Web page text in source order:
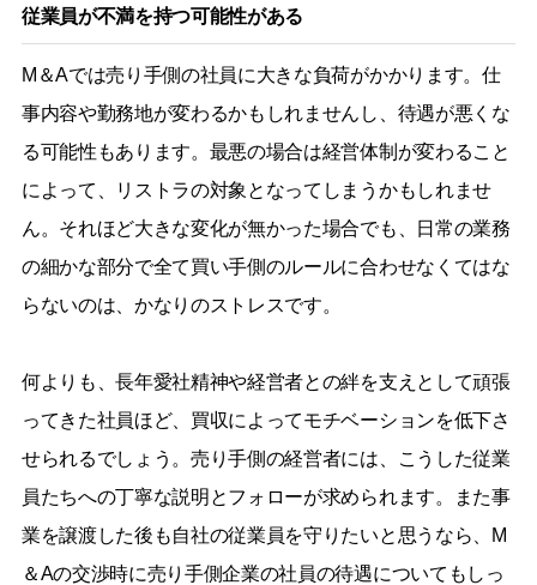
従業員が不満を持つ可能性がある
M＆Aでは売り手側の社員に大きな負荷がかかります。仕
事内容や勤務地が変わるかもしれませんし、待遇が悪くな
る可能性もあります。最悪の場合は経営体制が変わること
によって、リストラの対象となってしまうかもしれませ
ん。それほど大きな変化が無かった場合でも、日常の業務
の細かな部分で全て買い手側のルールに合わせなくてはな
らないのは、かなりのストレスです。
何よりも、長年愛社精神や経営者との絆を支えとして頑張
ってきた社員ほど、買収によってモチベーションを低下さ
せられるでしょう。売り手側の経営者には、こうした従業
員たちへの丁寧な説明とフォローが求められます。また事
業を譲渡した後も自社の従業員を守りたいと思うなら、M
＆Aの交渉時に売り手側企業の社員の待遇についてもしっ